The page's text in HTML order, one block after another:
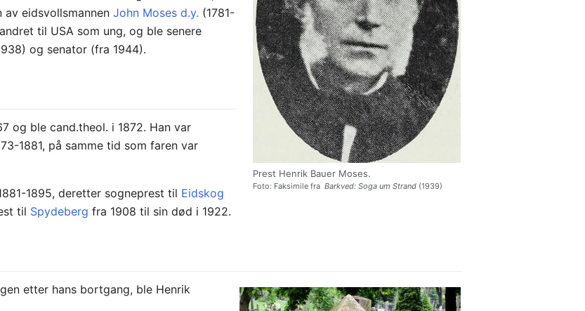
Prest Henrik Bauer Moses.
Foto: Faksimile fra Barkved: Soga um Strand(1939)
av eidsvollsmannenJohn Moses d.y. (1781-
til USA som ung, og ble senere
og senator (fra 1944).
og ble cand.theol. i 1872. Han var
1881, på samme tid som faren var
1895, deretter sogneprest til Eidskog
til Spydeberg fra 1908 til sin død i 1922.
etter hans bortgang, ble Henrik